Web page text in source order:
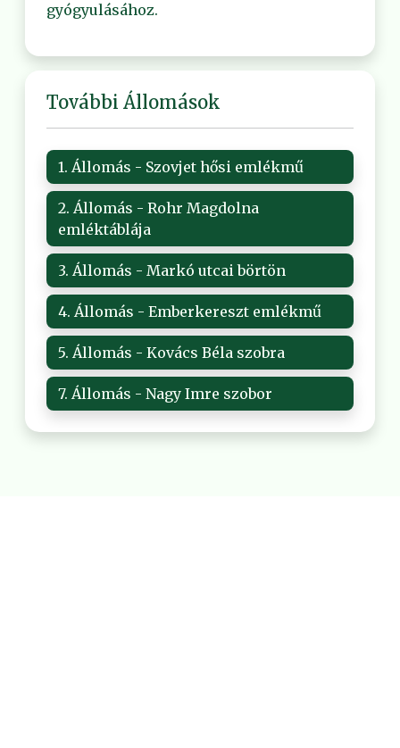
gyógyulásához.
További Állomások
1. Állomás - Szovjet hősi emlékmű
2. Állomás - Rohr Magdolna
emléktáblája
3. Állomás - Markó utcai börtön
4. Állomás - Emberkereszt emlékmű
5. Állomás - Kovács Béla szobra
7. Állomás - Nagy Imre szobor